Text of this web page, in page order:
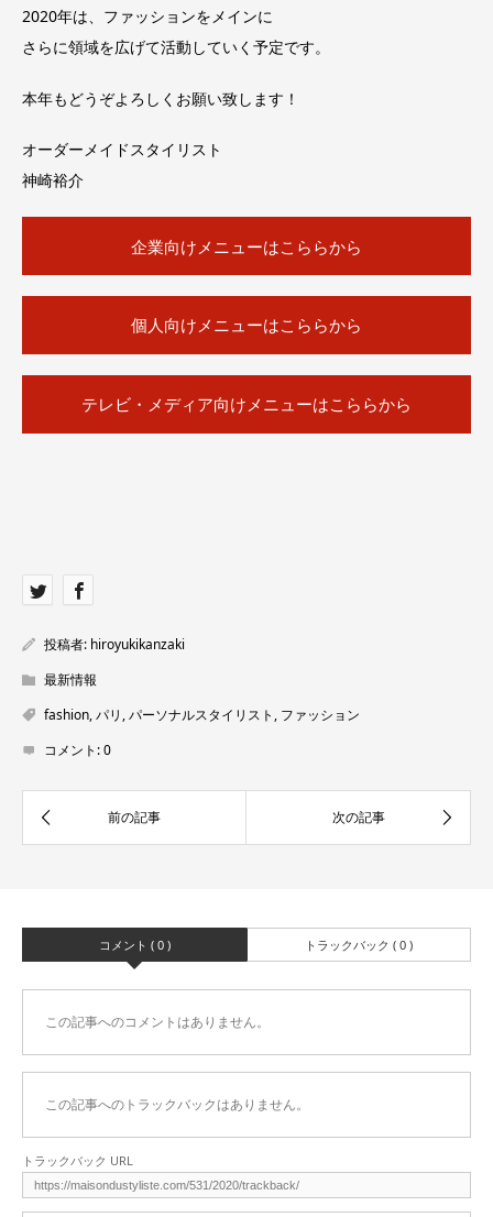
2020年は、ファッションをメインに
さらに領域を広げて活動していく予定です。
本年もどうぞよろしくお願い致します！
オーダーメイドスタイリスト
神崎裕介
企業向けメニューはこららから
個人向けメニューはこららから
テレビ・メディア向けメニューはこららから
投稿者: hiroyukikanzaki
最新情報
fashion,パリ ,パーソナルスタイリスト , ファッション
コメント:0
コメント ( 0 ) トラックバック ( 0 )
この記事へのコメントはありません。
この記事へのトラックバックはありません。
トラックバック URL